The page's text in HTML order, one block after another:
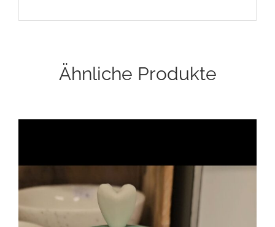
Ähnliche Produkte